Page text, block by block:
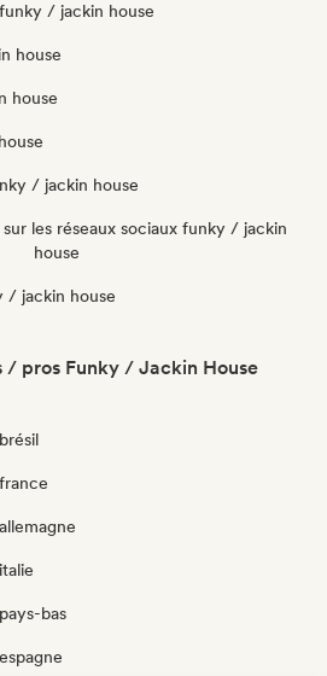
/ jackin house
house
house
/ jackin house
sur les réseaux sociaux funky / jackin
house
/ jackin house
/ pros Funky / Jackin House
bas